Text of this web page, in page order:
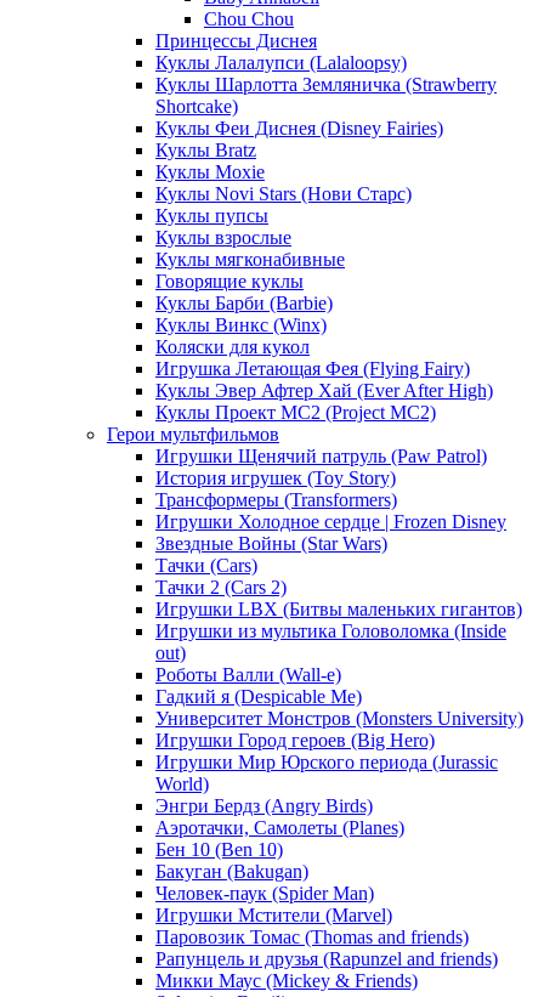
Chou Chou
Принцессы Диснея
Куклы Лалалупси (Lalaloopsy)
Куклы Шарлотта Земляничка (Strawberry
Shortcake)
Куклы Феи Диснея (Disney Fairies)
Куклы Bratz
Куклы Moxie
Куклы Novi Stars (Нови Старс)
Куклы пупсы
Куклы взрослые
Куклы мягконабивные
Говорящие куклы
Куклы Барби (Barbie)
Куклы Винкс (Winx)
Коляски для кукол
Игрушка Летающая Фея (Flying Fairy)
Куклы Эвер Афтер Хай (Ever After High)
Куклы Проект МС2 (Project MC2)
Герои мультфильмов
Игрушки Щенячий патруль (Paw Patrol)
История игрушек (Toy Story)
Трансформеры (Transformers)
Игрушки Холодное сердце | Frozen Disney
Звездные Войны (Star Wars)
Тачки (Cars)
Тачки 2 (Cars 2)
Игрушки LBX (Битвы маленьких гигантов)
Игрушки из мультика Головоломка (Inside
out)
Роботы Валли (Wall-e)
Гадкий я (Despicable Me)
Университет Монстров (Monsters University)
Игрушки Город героев (Big Hero)
Игрушки Мир Юрского периода (Jurassic
World)
Энгри Бердз (Angry Birds)
Аэротачки, Самолеты (Planes)
Бен 10 (Ben 10)
Бакуган (Bakugan)
Человек-паук (Spider Man)
Игрушки Мстители (Marvel)
Паровозик Томас (Thomas and friends)
Рапунцель и друзья (Rapunzel and friends)
Микки Маус (Mickey & Friends)